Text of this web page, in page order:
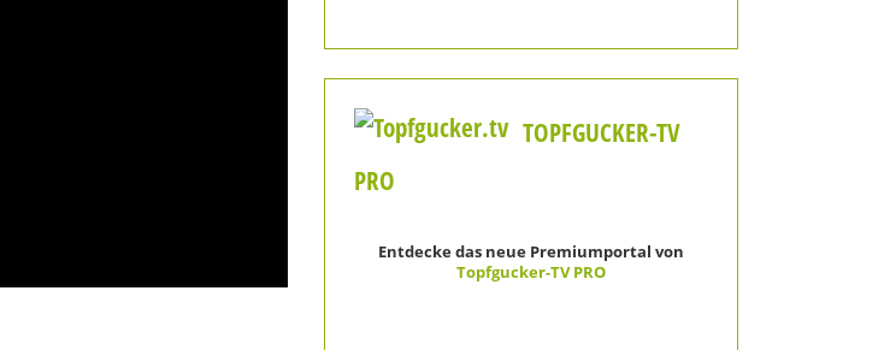
TOPFGUCKER-TV
PRO
Entdecke das neue Premiumportal von
Topfgucker-TV PRO